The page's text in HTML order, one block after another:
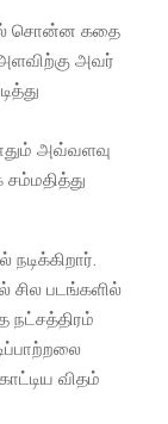
சொன்ன கதை
அளவிற்கு அவர்
அவ்வளவு
படங்களில்
நட்சத்திரம்
விதம்